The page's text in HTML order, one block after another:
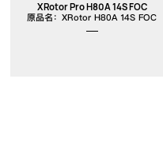
XRotor Pro H80A 14S FOC
原品名：XRotor H80A 14S FOC